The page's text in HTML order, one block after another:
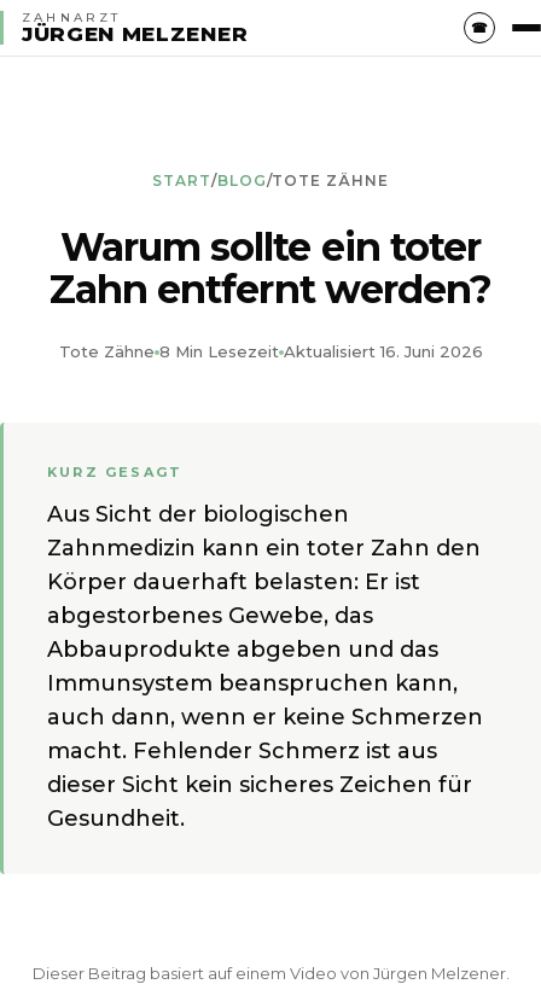
ZAHNARZT
JÜRGEN MELZENER ☎
START/BLOG/TOTE ZÄHNE
Warum sollte ein toter
Zahn entfernt werden?
Tote Zähne 8 Min Lesezeit Aktualisiert 16. Juni 2026
KURZ GESAGT
Aus Sicht der biologischen
Zahnmedizin kann ein toter Zahn den
Körper dauerhaft belasten: Er ist
abgestorbenes Gewebe, das
Abbauprodukte abgeben und das
Immunsystem beanspruchen kann,
auch dann, wenn er keine Schmerzen
macht. Fehlender Schmerz ist aus
dieser Sicht kein sicheres Zeichen für
Gesundheit.
Dieser Beitrag basiert auf einem Video von Jürgen Melzener.